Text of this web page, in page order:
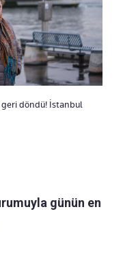
döndü! İstanbul
günün en